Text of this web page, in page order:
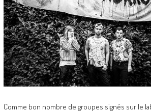
Comme bon nombre de groupes signés sur le